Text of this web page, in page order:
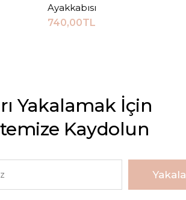
Ayakkabısı
740,00TL
Yakalamak İçin
Kaydolun
Yakala